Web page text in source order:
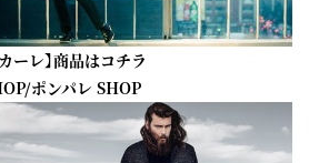
ーレ】商品はコチラ
/ポンパレ SHOP